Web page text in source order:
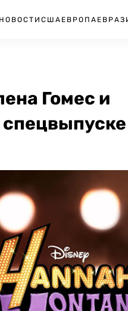
НОВОСТИ США ЕВРОПА
Гомес и